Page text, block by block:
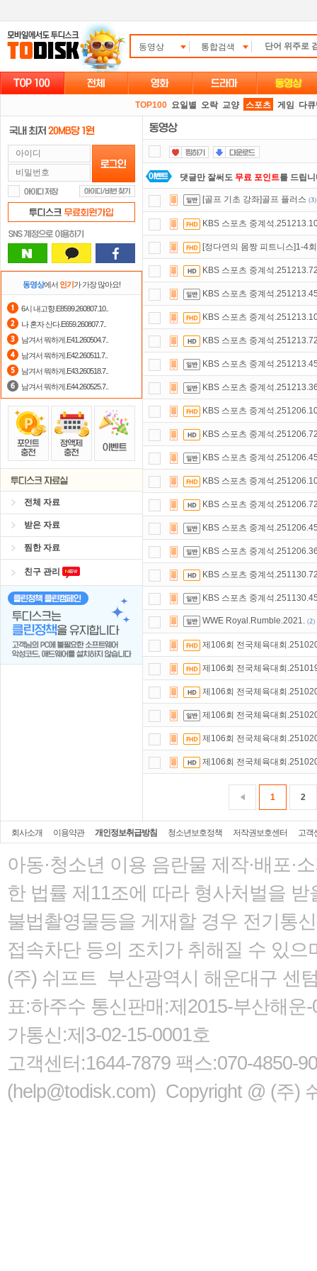
동영상 통합검색
TOP100 요일별 오락 교양 스포츠 게임 다
동영상에서 인기가 가장 많아요!
6시 내고향.E8599.260807.10..
나 혼자 산다.E659.260807.7..
남겨서 뭐하게.E41.260504.7..
남겨서 뭐하게.E42.260511.7..
남겨서 뭐하게.E43.260518.7..
남겨서 뭐하게.E44.260525.7..
전체 자료
받은 자료
찜한 자료
친구 관리
댓글만 잘써도 무료 포인트를 드립
스마트TV로 투디스크영화,드라마,
자녀보호기능으로 가족과 함께 투디
요즘 뭐가 재밌지? 고민되면 눌러봐!
정액제할인쿠폰 사용방법안내
숨어있는 카드 마일리지 조회하고
포인트할인쿠폰 사용방법안내
[골프 기초 강좌]골프 플러스 (3)
KBS 스포츠 중계석
[정다연의 몸짱 피트니스]1-4회
KBS 스포츠 중계석
KBS 스포츠 중계석
KBS 스포츠 중계석
KBS 스포츠 중계석
KBS 스포츠 중계석
KBS 스포츠 중계석
KBS 스포츠 중계석
KBS 스포츠 중계석
KBS 스포츠 중계석
KBS 스포츠 중계석
KBS 스포츠 중계석
KBS 스포츠 중계석
KBS 스포츠 중계석
KBS 스포츠 중계석
KBS 스포츠 중계석
WWE Royal.Rumble.2021. (2)
제106회 전국체육대회
제106회 전국체육대회
제106회 전국체육대회
제106회 전국체육대회
제106회 전국체육대회
제106회 전국체육대회
1 2
회사소개 이용약관 개인정보취급방침 청소년보호정책 저작권보호센터 고객
아동·청소년 이용 음란물 제작·배포·
한 법률 제11조에 따라 형사처벌을 받
불법촬영물등을 게재할 경우 전기통
접속차단 등의 조치가 취해질 수 있으
(주) 쉬프트 부산광역시 해운대구 센
표:하주수 통신판매:제2015-부산해
가통신:제3-02-15-0001호
고객센터:1644-7879 팩스:070-4850-
(help@todisk.com) Copyright @ (주)